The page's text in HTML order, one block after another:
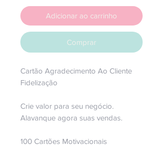
Adicionar ao carrinho
Comprar
Cartão Agradecimento Ao Cliente
Fidelização
Crie valor para seu negócio.
Alavanque agora suas vendas.
100 Cartões Motivacionais